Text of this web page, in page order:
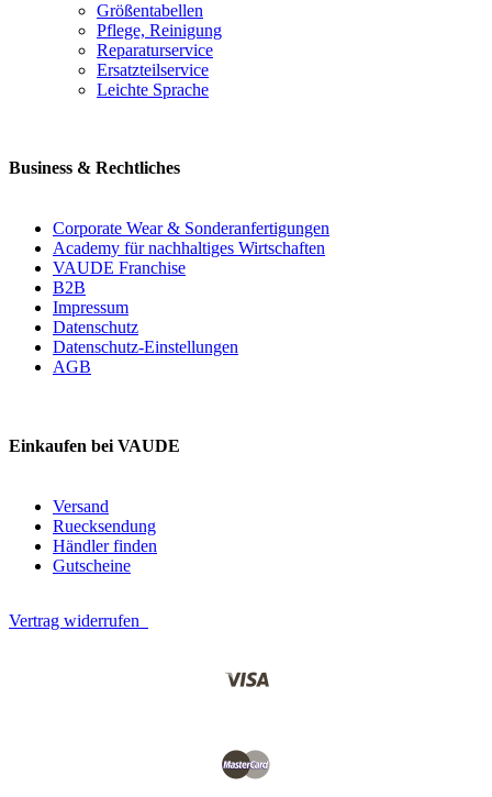
Größentabellen
Pflege, Reinigung
Reparaturservice
Ersatzteilservice
Leichte Sprache
Business & Rechtliches
Corporate Wear & Sonderanfertigungen
Academy für nachhaltiges Wirtschaften
VAUDE Franchise
B2B
Impressum
Datenschutz
Datenschutz-Einstellungen
AGB
Einkaufen bei VAUDE
Versand
Ruecksendung
Händler finden
Gutscheine
Vertrag widerrufen